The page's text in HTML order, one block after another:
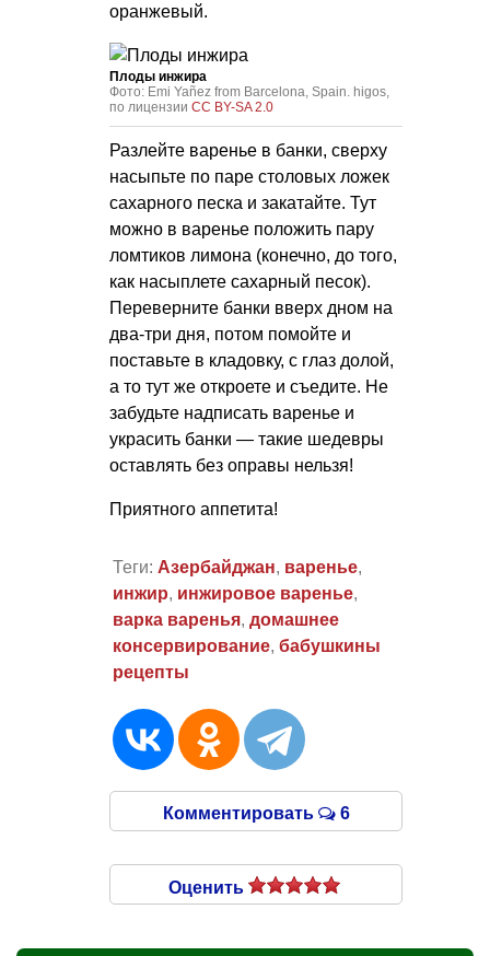
оранжевый.
Плоды инжира
Фото: Emi Yañez from Barcelona, Spain. higos,
по лицензии CC BY-SA 2.0
Разлейте варенье в банки, сверху
насыпьте по паре столовых ложек
сахарного песка и закатайте. Тут
можно в варенье положить пару
ломтиков лимона (конечно, до того,
как насыплете сахарный песок).
Переверните банки вверх дном на
два-три дня, потом помойте и
поставьте в кладовку, с глаз долой,
а то тут же откроете и съедите. Не
забудьте надписать варенье и
украсить банки — такие шедевры
оставлять без оправы нельзя!
Приятного аппетита!
Теги: Азербайджан, варенье,
инжир, инжировое варенье,
варка варенья, домашнее
консервирование, бабушкины
рецепты
Комментировать 6
Оценить